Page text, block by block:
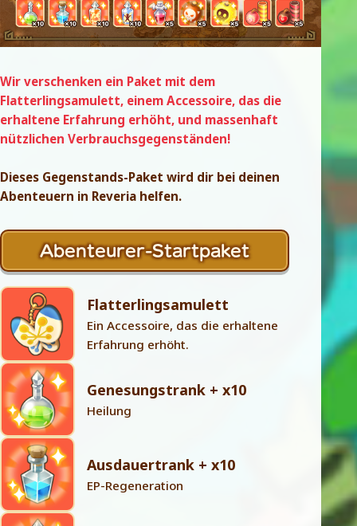
Wir verschenken ein Paket mit dem
Flatterlingsamulett, einem Accessoire, das die
erhaltene Erfahrung erhöht, und massenhaft
nützlichen Verbrauchsgegenständen!
Dieses Gegenstands-Paket wird dir bei deinen
Abenteuern in Reveria helfen.
Abenteurer-Startpaket
Flatterlingsamulett
Ein Accessoire, das die erhaltene
Erfahrung erhöht.
Genesungstrank + x10
Heilung
Ausdauertrank + x10
EP-Regeneration